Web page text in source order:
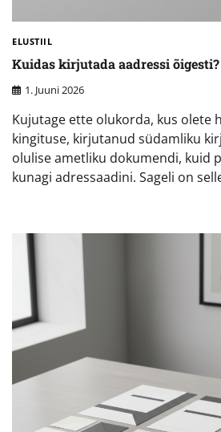
ELUSTIIL
Kuidas kirjutada aadressi
1. Juuni 2026
Kujutage ette olukorda, kus olete
kingituse, kirjutanud südamliku
olulise ametliku dokumendi, kuid
kunagi adressaadini. Sageli on